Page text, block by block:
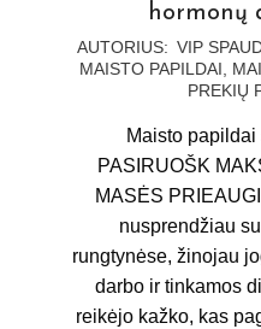
hormonų
2020-
08-
AUTORIUS: VIP
MAISTO PAPILDAI,
PREKIŲ
Maisto
PASIRUOŠK
MASĖS
nusprendžiau
rungtynėse, žinojau
darbo ir tinkamos
reikėjo kažko, kas